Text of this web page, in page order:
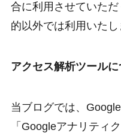
合に利用させていた
的以外では利用いたし
アクセス解析ツールに
当ブログでは、
「Googleアナリティ